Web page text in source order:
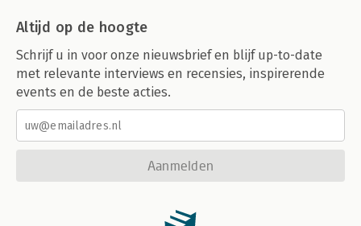
Altijd op de hoogte
Schrijf u in voor onze nieuwsbrief en blijf up-to-date
met relevante interviews en recensies, inspirerende
events en de beste acties.
Aanmelden